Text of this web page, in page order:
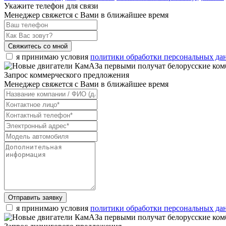
Укажите телефон для связи
Менеджер свяжется с Вами в ближайшее время
Свяжитесь со мной
я принимаю условия политики обработки персональных
Запрос коммерческого предложения
Менеджер свяжется с Вами в ближайшее время
Отправить заявку
я принимаю условия политики обработки персональных